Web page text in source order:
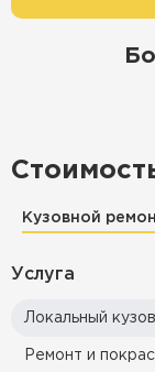
Кузовной
Услуга
Локальный
Ремонт и